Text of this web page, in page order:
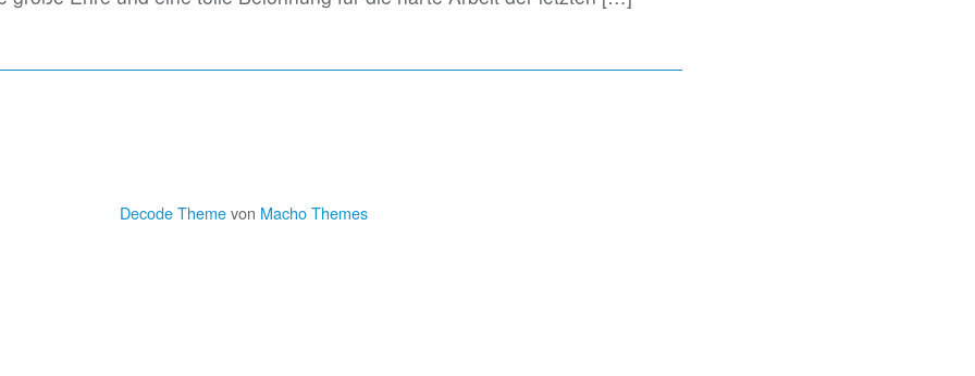
Decode Themevon Macho Themes